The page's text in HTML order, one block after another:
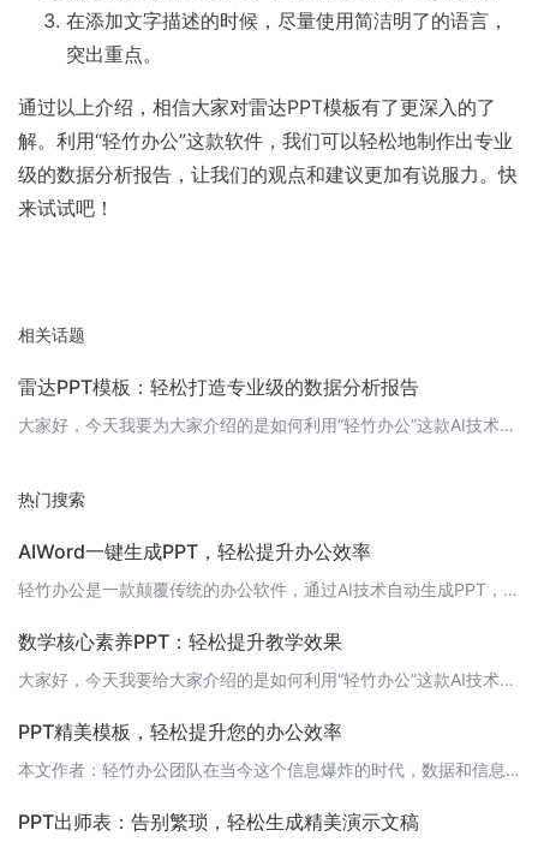
在添加文字描述的时候，尽量使用简洁明了的语言，
突出重点。
通过以上介绍，相信大家对雷达PPT模板有了更深入的了
解。利用“轻竹办公”这款软件，我们可以轻松地制作出专业
级的数据分析报告，让我们的观点和建议更加有说服力。快
来试试吧！
相关话题
雷达PPT模板：轻松打造专业级的数据分析报告
大家好，今天我要为大家介绍的是如何利用“轻竹办公”这款AI技术自动生成PPT的软件，来打造专业级的数据分析报告。而我们要使用的秘密武器就是——雷达PPT模板。 什么是雷达PPT模板？雷达PPT模板是一种以雷达图为核心的PPT设计模板，它适用于各种数据分析、市场调查、战略规划等场合。它能够清晰地展示多维数据，让观众一目了然地了解你的观点和结论。 如何使用雷达PPT模板？首先，你需要有一份“轻竹办公”
热门搜索
AIWord一键生成PPT，轻松提升办公效率
轻竹办公是一款颠覆传统的办公软件，通过AI技术自动生成PPT，让办公变得更加高效和便捷。现在，我们很高兴地宣布，AIWord一键生成PPT功能已经正式上线！在过去，制作PPT需要花费大量的时间和精力，从设计模板到编辑内容，每一个环节都需要亲力亲为。而现在，只需一键，AIWord就能帮你完成整个PPT的制作，节省下来的时间可以用于更多重要的任务。 功能亮点- 智能模板推荐：AIWord会根据你的输入
数学核心素养PPT：轻松提升教学效果
大家好，今天我要给大家介绍的是如何利用“轻竹办公”这款AI技术自动生成PPT的软件，来制作一份关于数学核心素养的PPT，提升我们的教学效果。 什么是数学核心素养数学核心素养是指学生在学习数学过程中所培养的基本思维能力、数学观念和数学思维方法。它不仅包括学生的数学知识水平和解题能力，还包括学生的数学思维能力、数学观念、数学方法和数学态度等方面的综合体现。 为什么需要数学核心素养PPT制作一份关于数学
PPT精美模板，轻松提升您的办公效率
本文作者：轻竹办公团队在当今这个信息爆炸的时代，数据和信息呈现的方式显得尤为重要。一份精美、简洁、高效的PPT，不仅能帮助您更好地传达信息，还能提升您的个人和专业形象。今天，我们就来为大家推荐一些精美的PPT模板，让您轻松提升办公效率。 一、简约风格简约风格的PPT模板一直受到广大办公人士的喜爱。它以简洁、大气、易理解为特点，适合各种商务、学术、培训等场合。我们为您精选了几款高质量的简约风格PPT
PPT出师表：告别繁琐，轻松生成精美演示文稿